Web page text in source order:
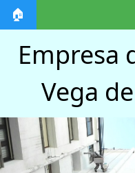
🏠
Empresa
Vega